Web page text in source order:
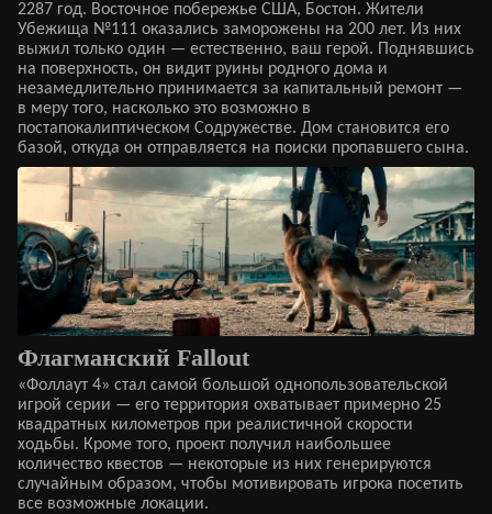
2287 год. Восточное побережье США, Бостон. Жители
Убежища №111 оказались заморожены на 200 лет. Из них
выжил только один — естественно, ваш герой. Поднявшись
на поверхность, он видит руины родного дома и
незамедлительно принимается за капитальный ремонт —
в меру того, насколько это возможно в
постапокалиптическом Содружестве. Дом становится его
базой, откуда он отправляется на поиски пропавшего сына.
Флагманский Fallout
«Фоллаут 4» стал самой большой однопользовательской
игрой серии — его территория охватывает примерно 25
квадратных километров при реалистичной скорости
ходьбы. Кроме того, проект получил наибольшее
количество квестов — некоторые из них генерируются
случайным образом, чтобы мотивировать игрока посетить
все возможные локации.